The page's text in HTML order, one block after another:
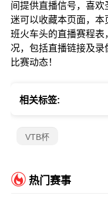
间提供直播信号，喜
迷可以收藏本页面，
班火车头的直播赛程
况，包括直播链接及录
比赛动态！
相关标签:
VTB杯
热门赛事